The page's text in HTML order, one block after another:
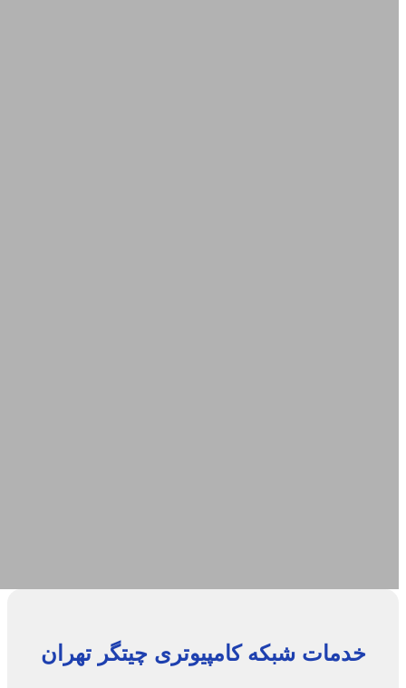
خدمات شبکهکامپیوتریچیتگرتهران